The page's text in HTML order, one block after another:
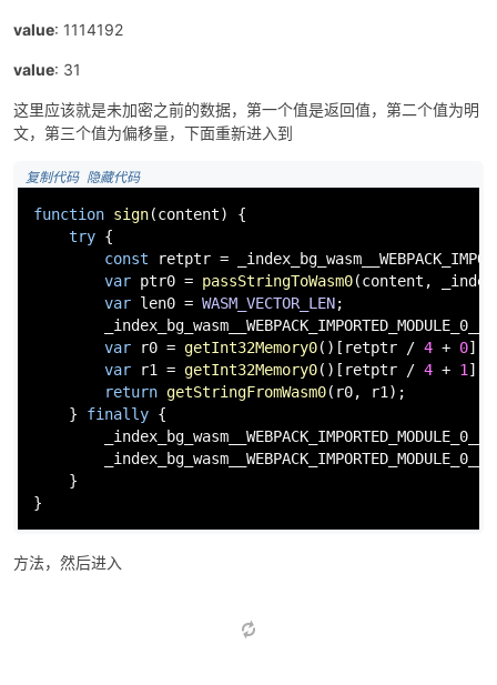
value: 1114192
value: 31
这里应该就是未加密之前的数据，第一个值是返回值，第二个值为明
文，第三个值为偏移量，下面重新进入到
复制代码 隐藏代码
function sign(content) {
try {
const retptr =
var ptr0 = passStringToWasm0(content,
var len0 = WASM_VECTOR_LEN;
_index_bg_wasm__WEBPACK_IMPORTED_MODULE_0__[
var r0 = getInt32Memory0()[retptr / 4 + 0];
var r1 = getInt32Memory0()[retptr / 4 + 1 ];
return getStringFromWasm0(r0, r1);
} finally {
_index_bg_wasm__WEBPACK_IMPORTED_MODULE_0__[
_index_bg_wasm__WEBPACK_IMPORTED_MODULE_0__[
}
}
方法，然后进入